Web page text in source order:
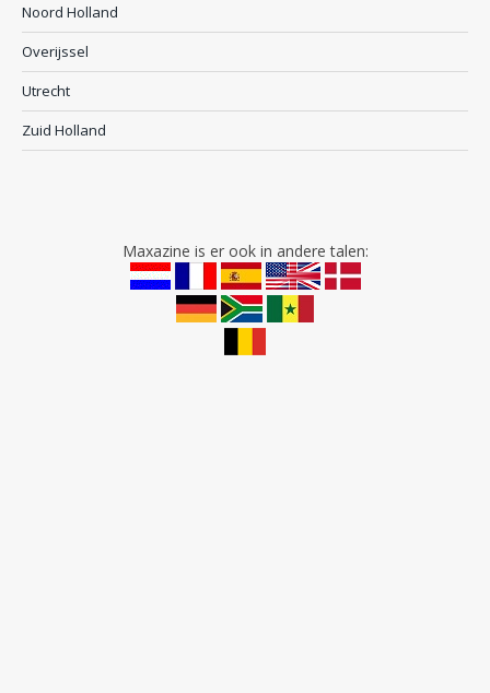
Noord Holland
Overijssel
Utrecht
Zuid Holland
Maxazine is er ook in andere talen: